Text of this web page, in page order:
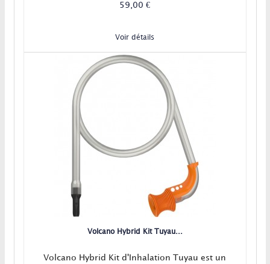
plantes à vaporiser.
59,00 €
Voir détails
Volcano Hybrid Kit Tuyau...
Volcano Hybrid Kit d'Inhalation Tuyau est un